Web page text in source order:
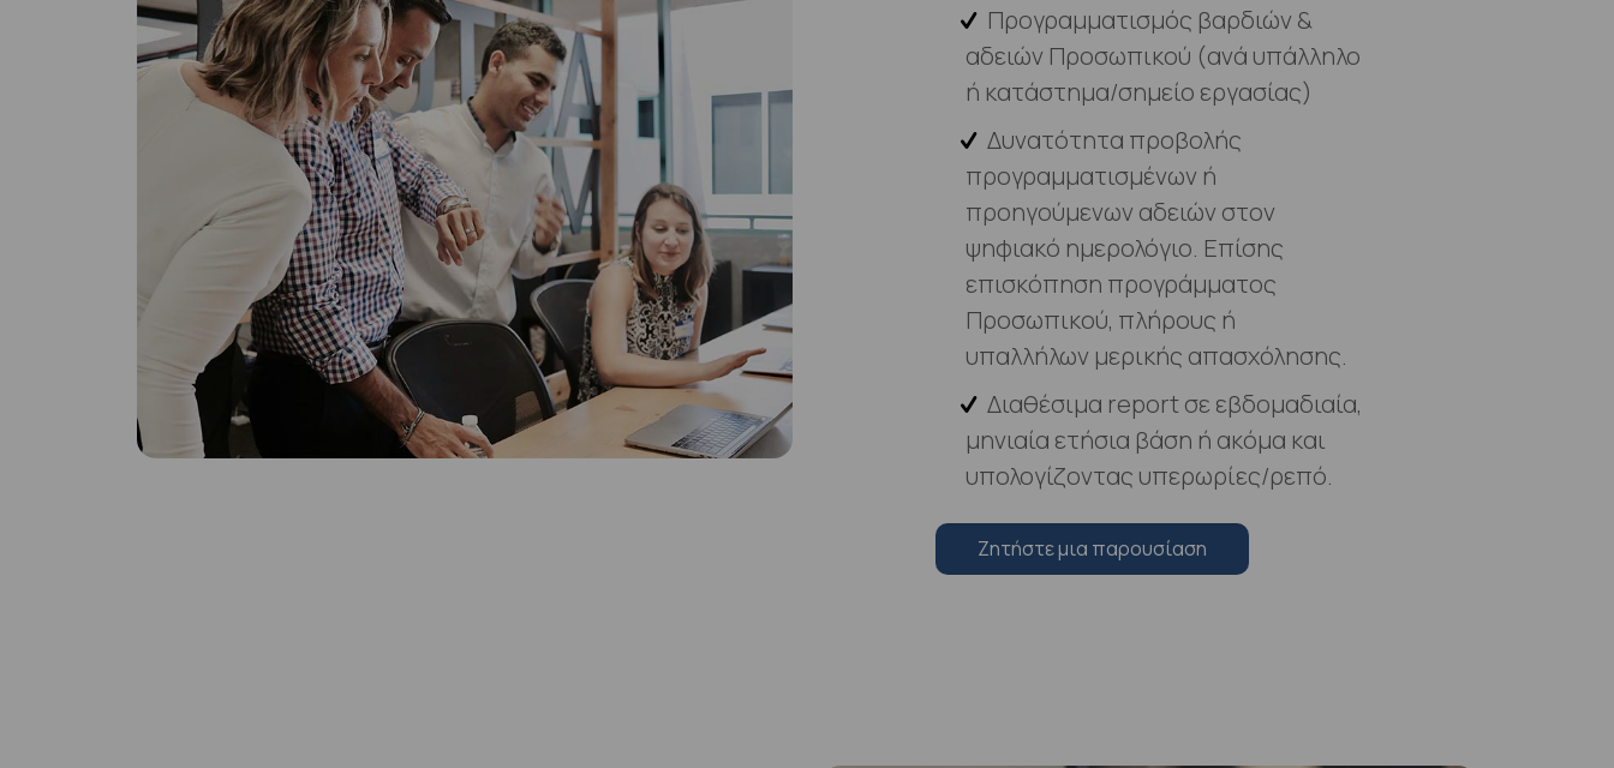
Προγραμματισμός βαρδιών &
αδειών Προσωπικού (ανά υπάλληλο
ή κατάστημα/σημείο εργασίας)
Δυνατότητα προβολής
προγραμματισμένων ή
προηγούμενων αδειών στον
ψηφιακό ημερολόγιο. Επίσης
επισκόπηση προγράμματος
Προσωπικού, πλήρους ή
υπαλλήλων μερικής απασχόλησης.
Διαθέσιμα report σε εβδομαδιαία,
μηνιαία ετήσια βάση ή ακόμα και
υπολογίζοντας υπερωρίες/ρεπό.
Zητήστε μια παρουσίαση